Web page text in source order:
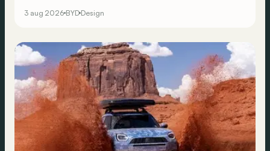
3 aug 2026 BYD Design